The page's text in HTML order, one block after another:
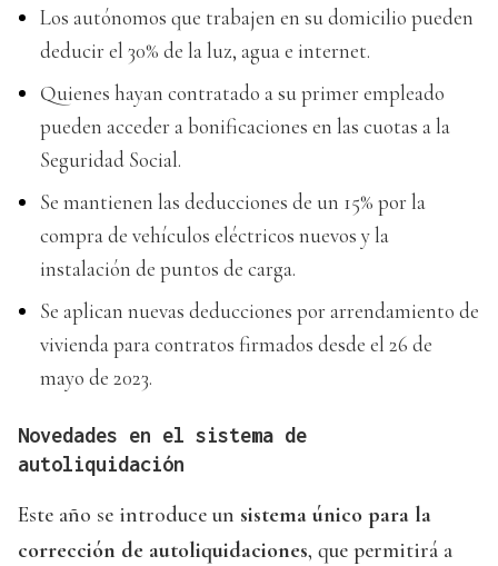
Los autónomos que trabajen en su domicilio pueden
deducir el 30% de la luz, agua e internet.
Quienes hayan contratado a su primer empleado
pueden acceder a bonificaciones en las cuotas a la
Seguridad Social.
Se mantienen las deducciones de un 15% por la
compra de vehículos eléctricos nuevos y la
instalación de puntos de carga.
Se aplican nuevas deducciones por arrendamiento de
vivienda para contratos firmados desde el 26 de
mayo de 2023.
Novedades en el sistema de
autoliquidación
Este año se introduce un sistema único para la
corrección de autoliquidaciones, que permitirá a